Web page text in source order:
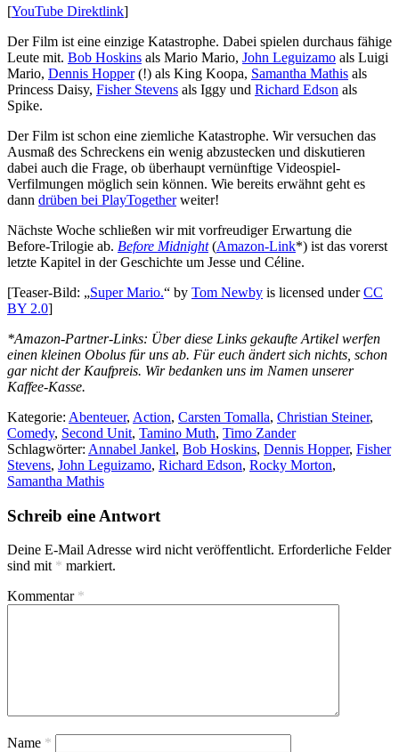
[YouTube Direktlink]
Der Film ist eine einzige Katastrophe. Dabei spielen durchaus fähige
Leute mit. Bob Hoskins als Mario Mario, John Leguizamo als Luigi
Mario, Dennis Hopper(!) als King Koopa, Samantha Mathis als
Princess Daisy, Fisher Stevens als Iggy und Richard Edson als
Spike.
Der Film ist schon eine ziemliche Katastrophe. Wir versuchen das
Ausmaß des Schreckens ein wenig abzustecken und diskutieren
dabei auch die Frage, ob überhaupt vernünftige Videospiel-
Verfilmungen möglich sein können. Wie bereits erwähnt geht es
dann drüben bei PlayTogetherweiter!
Nächste Woche schließen wir mit vorfreudiger Erwartung die
Before-Trilogie ab. Before Midnight(Amazon-Link*) ist das vorerst
letzte Kapitel in der Geschichte um Jesse und Céline.
[Teaser-Bild: „Super Mario.“ by Tom Newby is licensed underCC
BY 2.0]
*Amazon-Partner-Links: Über diese Links gekaufte Artikel werfen
einen kleinen Obolus für uns ab. Für euch ändert sich nichts, schon
gar nicht der Kaufpreis. Wir bedanken uns im Namen unserer
Kaffee-Kasse.
Kategorie: Abenteuer, Action, Carsten Tomalla, Christian Steiner,
Comedy, Second Unit, Tamino Muth, Timo Zander
Schlagwörter: Annabel Jankel, Bob Hoskins, Dennis Hopper, Fisher
Stevens, John Leguizamo, Richard Edson, Rocky Morton,
Samantha Mathis
Schreib eine Antwort
Deine E-Mail Adresse wird nicht veröffentlicht. Erforderliche Felder
sind mit * markiert.
Kommentar *
Name *